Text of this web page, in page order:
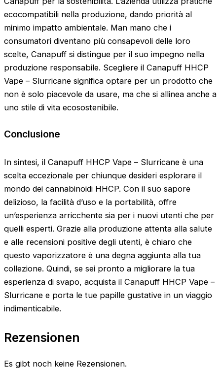
ecocompatibili nella produzione, dando priorità al
minimo impatto ambientale. Man mano che i
consumatori diventano più consapevoli delle loro
scelte, Canapuff si distingue per il suo impegno nella
produzione responsabile. Scegliere il Canapuff HHCP
Vape – Slurricane significa optare per un prodotto che
non è solo piacevole da usare, ma che si allinea anche a
uno stile di vita ecosostenibile.
Conclusione
In sintesi, il Canapuff HHCP Vape – Slurricane è una
scelta eccezionale per chiunque desideri esplorare il
mondo dei cannabinoidi HHCP. Con il suo sapore
delizioso, la facilità d’uso e la portabilità, offre
un’esperienza arricchente sia per i nuovi utenti che per
quelli esperti. Grazie alla produzione attenta alla salute
e alle recensioni positive degli utenti, è chiaro che
questo vaporizzatore è una degna aggiunta alla tua
collezione. Quindi, se sei pronto a migliorare la tua
esperienza di svapo, acquista il Canapuff HHCP Vape –
Slurricane e porta le tue papille gustative in un viaggio
indimenticabile.
Rezensionen
Es gibt noch keine Rezensionen.